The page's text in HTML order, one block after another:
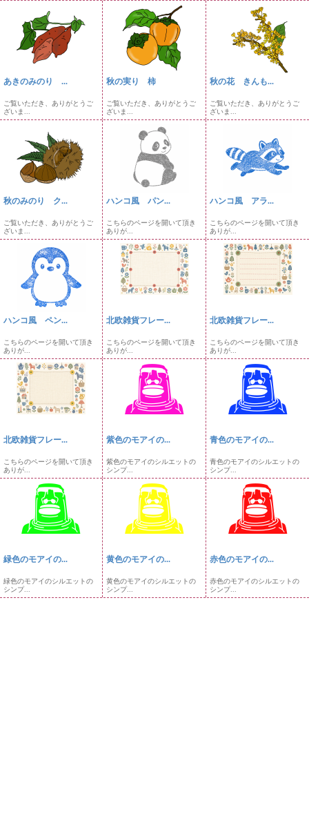
あきのみのり ...
ご覧いただき、ありがとうご
ざいま...
秋の実り 柿
ご覧いただき、ありがとうご
ざいま...
秋の花 きんも...
ご覧いただき、ありがとうご
ざいま...
秋のみのり ク...
ご覧いただき、ありがとうご
ざいま...
ハンコ風 パン...
こちらのページを開いて頂き
ありが...
ハンコ風 アラ...
こちらのページを開いて頂き
ありが...
ハンコ風 ペン...
こちらのページを開いて頂き
ありが...
北欧雑貨フレー...
こちらのページを開いて頂き
ありが...
北欧雑貨フレー...
こちらのページを開いて頂き
ありが...
北欧雑貨フレー...
こちらのページを開いて頂き
ありが...
紫色のモアイの...
紫色のモアイのシルエットの
シンプ...
青色のモアイの...
青色のモアイのシルエットの
シンプ...
緑色のモアイの...
緑色のモアイのシルエットの
シンプ...
黄色のモアイの...
黄色のモアイのシルエットの
シンプ...
赤色のモアイの...
赤色のモアイのシルエットの
シンプ...